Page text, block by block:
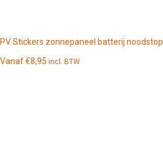
PV Stickers zonnepaneel batterij noodstop
Vanaf€8,95 incl. BTW